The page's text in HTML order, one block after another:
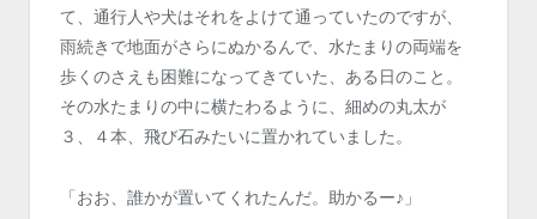
て、通行人や犬はそれをよけて通っていたのですが、
雨続きで地面がさらにぬかるんで、水たまりの両端を
歩くのさえも困難になってきていた、ある日のこと。
その水たまりの中に横たわるように、細めの丸太が
３、４本、飛び石みたいに置かれていました。
「おお、誰かが置いてくれたんだ。助かるー♪」